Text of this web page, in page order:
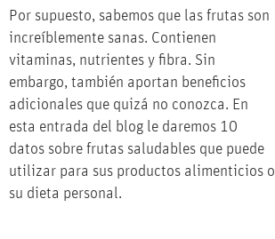
Por supuesto, sabemos que las frutas son
increíblemente sanas. Contienen
vitaminas, nutrientes y fibra. Sin
embargo, también aportan beneficios
adicionales que quizá no conozca. En
esta entrada del blog le daremos 10
datos sobre frutas saludables que puede
utilizar para sus productos alimenticios o
su dieta personal.